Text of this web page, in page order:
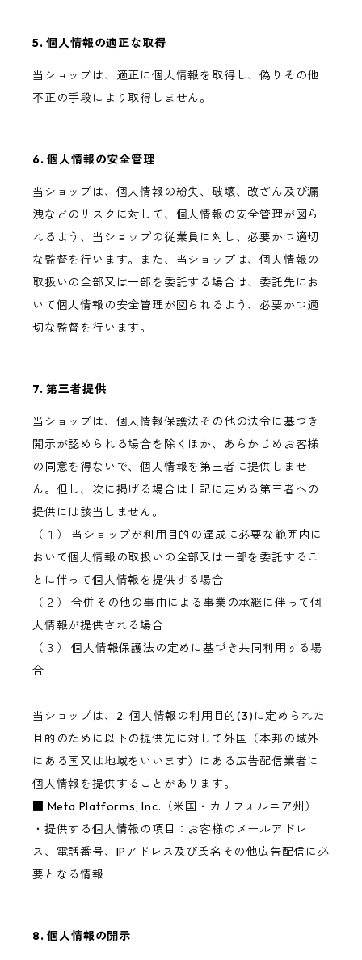
5. 個人情報の適正な取得
当ショップは、適正に個人情報を取得し、偽りその他
不正の手段により取得しません。
6. 個人情報の安全管理
当ショップは、個人情報の紛失、破壊、改ざん及び漏
洩などのリスクに対して、個人情報の安全管理が図ら
れるよう、当ショップの従業員に対し、必要かつ適切
な監督を行います。また、当ショップは、個人情報の
取扱いの全部又は一部を委託する場合は、委託先にお
いて個人情報の安全管理が図られるよう、必要かつ適
切な監督を行います。
7. 第三者提供
当ショップは、個人情報保護法その他の法令に基づき
開示が認められる場合を除くほか、あらかじめお客様
の同意を得ないで、個人情報を第三者に提供しませ
ん。但し、次に掲げる場合は上記に定める第三者への
提供には該当しません。
（１） 当ショップが利用目的の達成に必要な範囲内に
おいて個人情報の取扱いの全部又は一部を委託するこ
とに伴って個人情報を提供する場合
（２） 合併その他の事由による事業の承継に伴って個
人情報が提供される場合
（３） 個人情報保護法の定めに基づき共同利用する場
合
当ショップは、2. 個人情報の利用目的(3)に定められた
目的のために以下の提供先に対して外国（本邦の域外
にある国又は地域をいいます）にある広告配信業者に
個人情報を提供することがあります。
■ Meta Platforms, Inc.（米国・カリフォルニア州）
・提供する個人情報の項目：お客様のメールアドレ
ス、電話番号、IPアドレス及び氏名その他広告配信に必
要となる情報
8. 個人情報の開示